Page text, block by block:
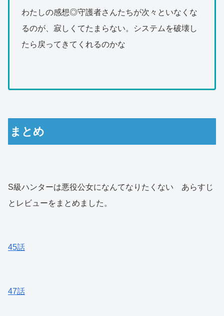
わたしの感想◎守護者さんたちが次々といなくな
るのが、寂しくてたまらない。システムを破壊し
たら戻ってきてくれるのかな
まとめ
S級ハンターは悪役公女になんてなりたくない あらすじ
とレビューをまとめました。
45話
47話